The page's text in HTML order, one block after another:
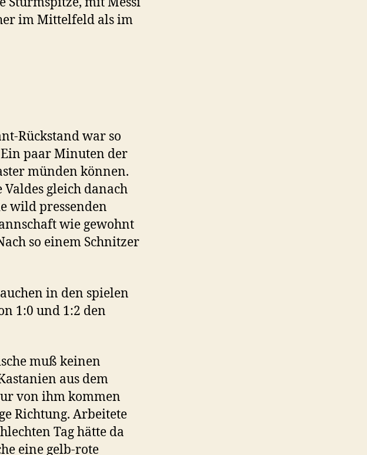
im Mittelfeld als im
Rückstand war so
paar Minuten der
münden können.
Valdes gleich danach
wild pressenden
wie gewohnt
so einem Schnitzer
in den spielen
1:0 und 1:2 den
muß keinen
aus dem
von ihm kommen
Richtung. Arbeitete
Tag hätte da
eine gelb-rote